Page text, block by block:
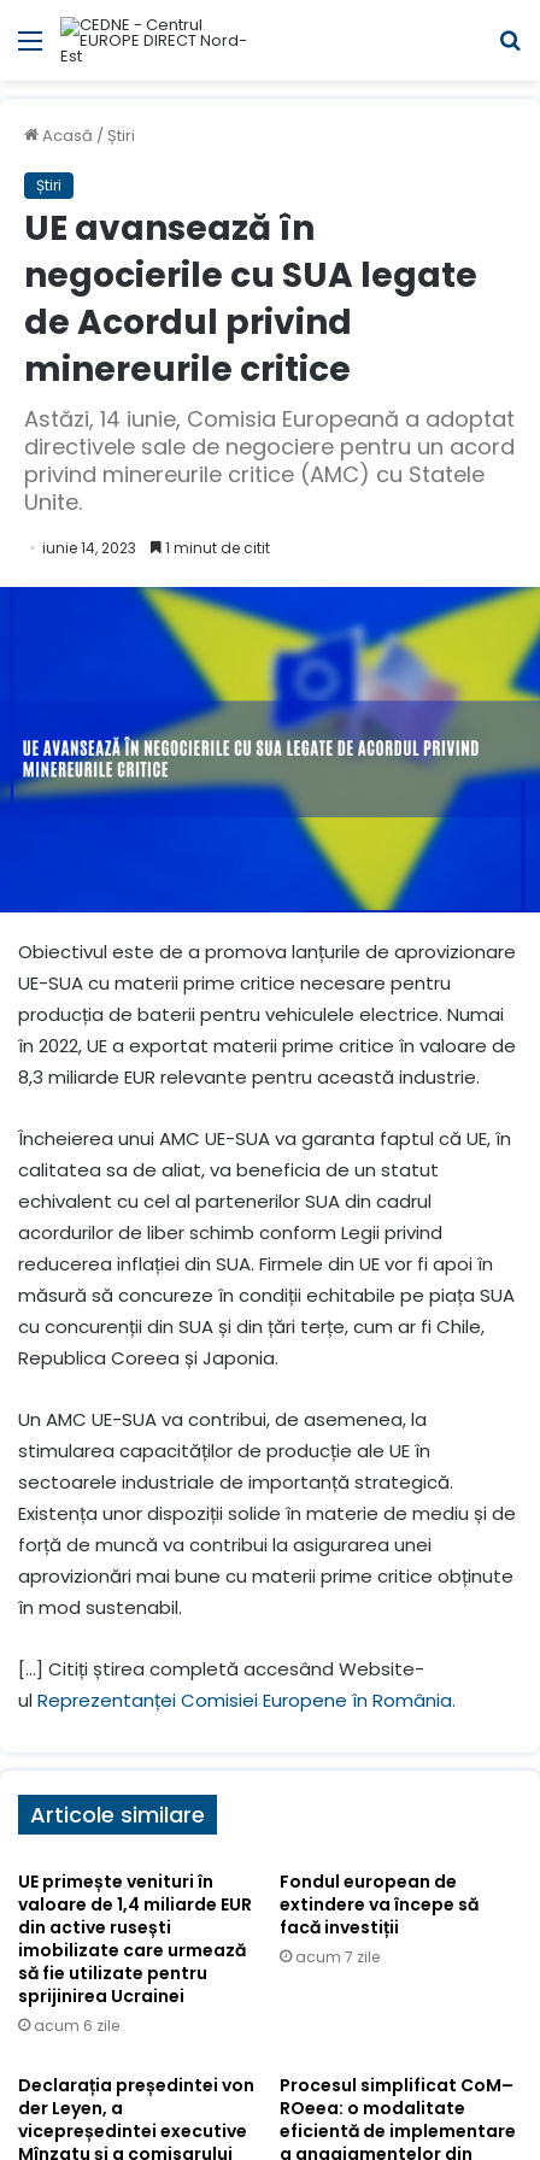
Meniul
Acasă / Știri
Știri
UE avansează în
negocierile cu SUA legate
de Acordul privind
minereurile critice
Astăzi, 14 iunie, Comisia Europeană a adoptat
directivele sale de negociere pentru un acord
privind minereurile critice (AMC) cu Statele
Unite.
iunie 14, 2023 1 minut de citit
Obiectivul este de a promova lanțurile de aprovizionare
UE-SUA cu materii prime critice necesare pentru
producția de baterii pentru vehiculele electrice. Numai
în 2022, UE a exportat materii prime critice în valoare de
8,3 miliarde EUR relevante pentru această industrie.
Încheierea unui AMC UE-SUA va garanta faptul că UE, în
calitatea sa de aliat, va beneficia de un statut
echivalent cu cel al partenerilor SUA din cadrul
acordurilor de liber schimb conform Legii privind
reducerea inflației din SUA. Firmele din UE vor fi apoi în
măsură să concureze în condiții echitabile pe piața SUA
cu concurenții din SUA și din țări terțe, cum ar fi Chile,
Republica Coreea și Japonia.
Un AMC UE-SUA va contribui, de asemenea, la
stimularea capacităților de producție ale UE în
sectoarele industriale de importanță strategică.
Existența unor dispoziții solide în materie de mediu și de
forță de muncă va contribui la asigurarea unei
aprovizionări mai bune cu materii prime critice obținute
în mod sustenabil.
[…] Citiți știrea completă accesând Website-
ulReprezentanței Comisiei Europene în România.
Articole similare
UE primește venituri în
valoare de 1,4 miliarde EUR
din active rusești
imobilizate care urmează
să fie utilizate pentru
sprijinirea Ucrainei
acum 6 zile
Fondul european de
extindere va începe să
facă investiții
acum 7 zile
Declarația președintei von
der Leyen, a
vicepreședintei executive
Mînzatu și a comisarului
Procesul simplificat CoM–
ROeea: o modalitate
eficientă de implementare
a angajamentelor din